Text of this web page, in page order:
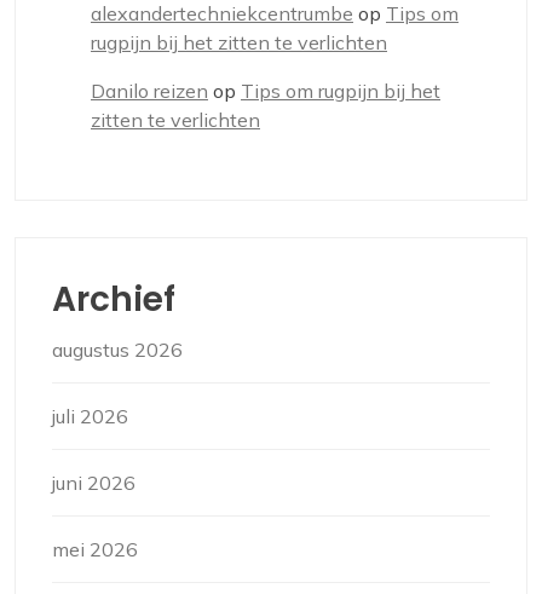
alexandertechniekcentrumbe op Tips om
rugpijn bij het zitten te verlichten
Danilo reizen op Tips om rugpijn bij het
zitten te verlichten
Archief
augustus 2026
juli 2026
juni 2026
mei 2026